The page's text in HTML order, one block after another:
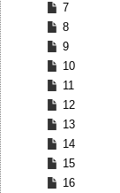
7
8
9
10
11
12
13
14
15
16